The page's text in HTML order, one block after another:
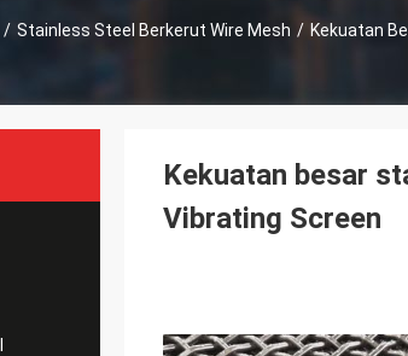
/ Stainless Steel Berkerut Wire Mesh / Kekuatan
Kekuatan besar
Vibrating Screen